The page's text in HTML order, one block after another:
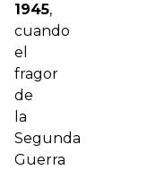
1945,
cuando
el
fragor
de
la
Segunda
Guerra